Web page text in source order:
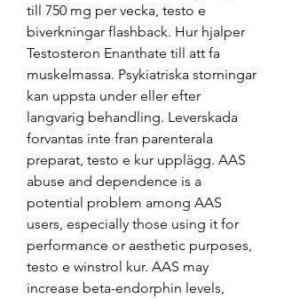
till 750 mg per vecka, testo e
biverkningar flashback. Hur hjalper
Testosteron Enanthate till att fa
muskelmassa. Psykiatriska storningar
kan uppsta under eller efter
langvarig behandling. Leverskada
forvantas inte fran parenterala
preparat, testo e kur upplägg. AAS
abuse and dependence is a
potential problem among AAS
users, especially those using it for
performance or aesthetic purposes,
testo e winstrol kur. AAS may
increase beta-endorphin levels,